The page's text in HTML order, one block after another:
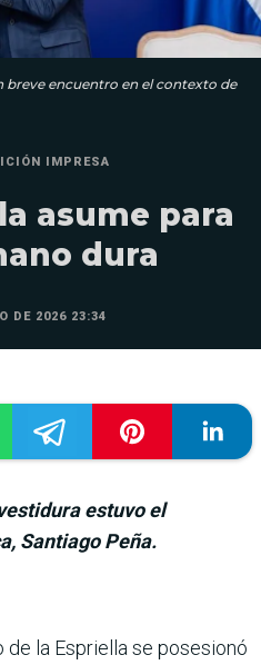
breve encuentro en el contexto de
IMPRESA
asume para
dura
DE 2026 23:34
estuvo el
Santiago Peña.
la Espriella se posesionó